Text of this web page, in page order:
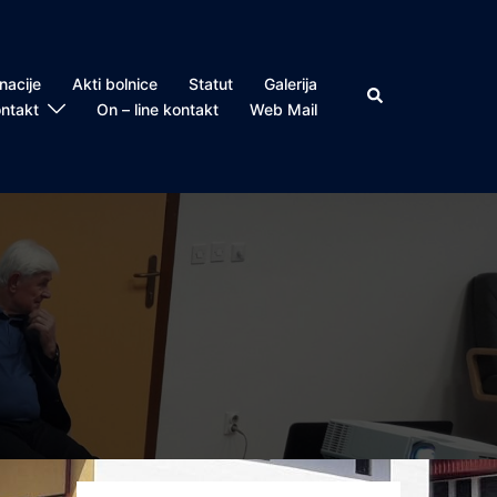
Akti bolnice Statut
Galerija
On – line kontakt Web Mail
Search